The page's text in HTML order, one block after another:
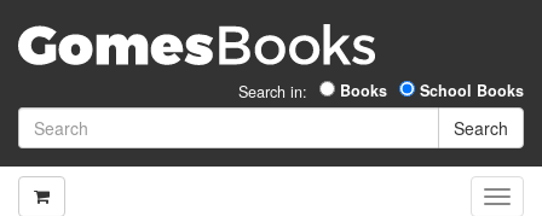
Search in: Books School Books